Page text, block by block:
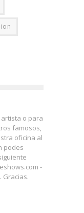
o para
famosos,
oficina al
podes
-
Gracias.